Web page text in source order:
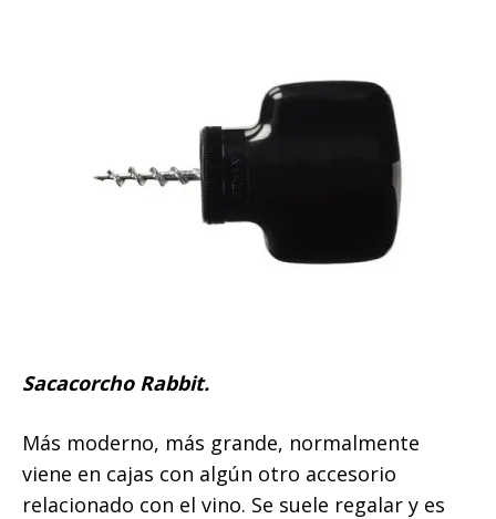
Sacacorcho Rabbit.
Más moderno, más grande, normalmente
viene en cajas con algún otro accesorio
relacionado con el vino. Se suele regalar y es